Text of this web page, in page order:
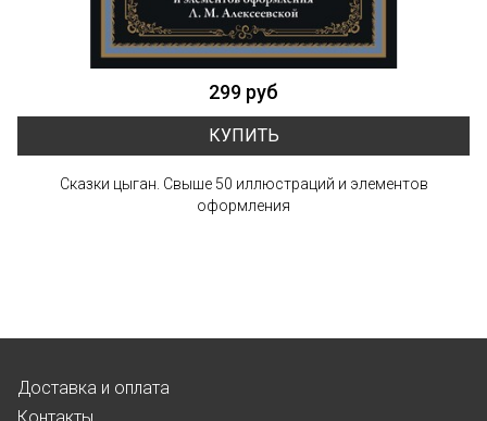
299 руб
КУПИТЬ
Сказки цыган. Свыше 50 иллюстраций и элементов
оформления
Доставка и оплата